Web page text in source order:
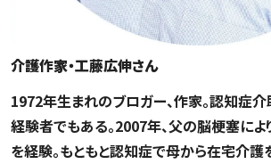
介護作家・工藤広伸さん
1972年生まれのブロガー、作家。認知症
経験者でもある。2007年、父の脳梗塞に
を経験。もともと認知症で母から在宅介